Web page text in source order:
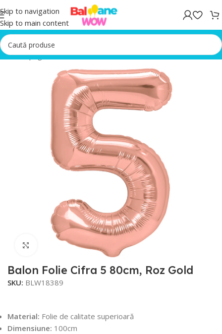
Skip to navigation
Skip to main content
Prima pagină/Baloane Cifre
Faceți click pentru a mări
Balon Folie Cifra 5 80cm, Roz Gold
SKU: BLW18389
Material: Folie de calitate superioară
Dimensiune: 100cm